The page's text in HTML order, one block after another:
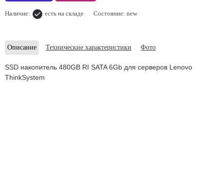
Наличие: есть на складе Состояние: new
Описание Технические характеристики Фото
SSD накопитель 480GB RI SATA 6Gb для серверов Lenovo
ThinkSystem